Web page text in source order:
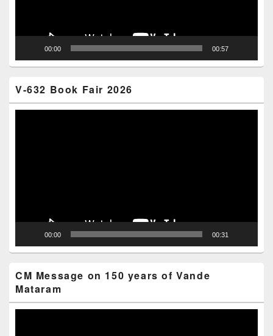
00:00 00:57
V-632 Book Fair 2026
00:00 00:31
CM Message on 150 years of Vande
Mataram